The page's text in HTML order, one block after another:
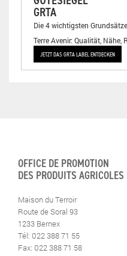
GRTA
Die 4 wichtigsten
Terre Avenir: Qualität, Nähe,
JETZT DAS GRTA LABEL ENTDECKEN
OFFICE DE PROMOTION
DES PRODUITS AGRICOLES
Maison du Terroir
Route de Soral 93
1233 Bernex
Tél: 022 388 71 55
Fax: 022 388 71 58